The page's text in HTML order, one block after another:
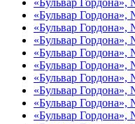
«Бульвар Гордона»,
«Бульвар Гордона»,
«Бульвар Гордона»,
«Бульвар Гордона»,
«Бульвар Гордона»,
«Бульвар Гордона»,
«Бульвар Гордона»,
«Бульвар Гордона»,
«Бульвар Гордона»,